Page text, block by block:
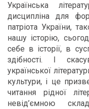
Українська
дисципліна для
патріота України,
нашу історію,
себе в історії, в
здібності. І
української
культури, і це
читання рідної
невід’ємною